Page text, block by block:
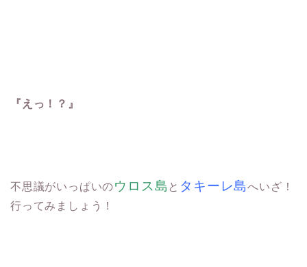
『えっ！？』
不思議がいっぱいのウロス島 と タキーレ島へいざ！
行ってみましょう！